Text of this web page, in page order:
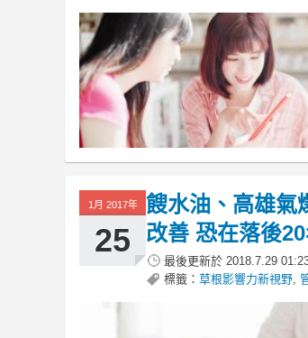
1月 2017年
25
餿水油、高雄氣
改善 恐在落後
最後更新於 2018.7.29
標籤： 草根影響力新視野